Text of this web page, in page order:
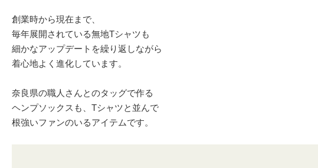
創業時から現在まで、
毎年展開されている無地Tシャツも
細かなアップデートを繰り返しながら
着心地よく進化しています。
奈良県の職人さんとのタッグで作る
ヘンプソックスも、Tシャツと並んで
根強いファンのいるアイテムです。